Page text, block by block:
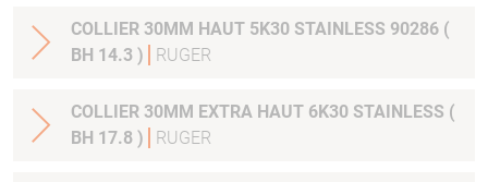
COLLIER 30MM HAUT 5K30 STAINLESS 90286 (
BH 14.3 )
RUGER
COLLIER 30MM EXTRA HAUT 6K30 STAINLESS (
BH 17.8 )
RUGER